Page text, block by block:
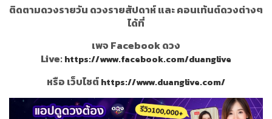
ติดตามดวงรายวัน ดวงรายสัปดาห์ และ คอนเท้นต์ดวงต่างๆ
ได้ที่
เพจ Facebook ดวง
Live:https://www.facebook.com/duanglive
หรือ เว็บไซต์https://www.duanglive.com/